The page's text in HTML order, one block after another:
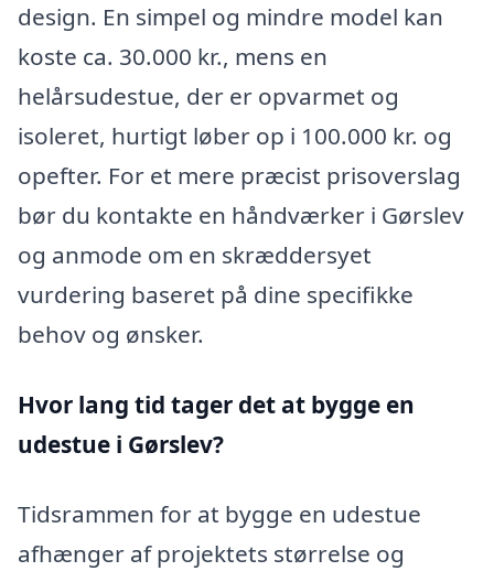
design. En simpel og mindre model kan
koste ca. 30.000 kr., mens en
helårsudestue, der er opvarmet og
isoleret, hurtigt løber op i 100.000 kr. og
opefter. For et mere præcist prisoverslag
bør du kontakte en håndværker i Gørslev
og anmode om en skræddersyet
vurdering baseret på dine specifikke
behov og ønsker.
Hvor lang tid tager det at bygge en
udestue i Gørslev?
Tidsrammen for at bygge en udestue
afhænger af projektets størrelse og